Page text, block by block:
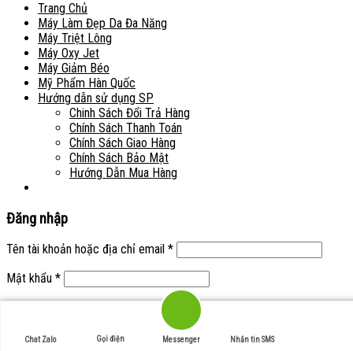
Trang Chủ
Máy Làm Đẹp Da Đa Năng
Máy Triệt Lông
Máy Oxy Jet
Máy Giảm Béo
Mỹ Phẩm Hàn Quốc
Hướng dẫn sử dụng SP
Chinh Sách Đổi Trả Hàng
Chính Sách Thanh Toán
Chính Sách Giao Hàng
Chính Sách Bảo Mật
Hướng Dẫn Mua Hàng
Chat Zalo Gọi điện Messenger Nhắn tin SMS
Đăng nhập
Tên tài khoản hoặc địa chỉ email *
Mật khẩu *
Đăng nhập
Quên mật khẩu?